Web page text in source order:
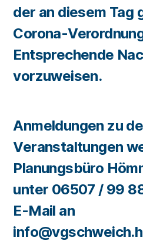
der an diesem Tag
Corona-
Entsprechende
vorzuweisen.
Anmeldungen zu
Veranstaltungen
Planungsbüro
unter 06507 / 99
E-Mail an